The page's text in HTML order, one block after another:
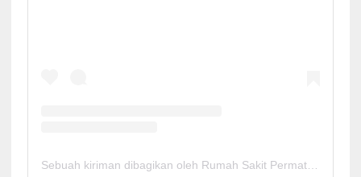
Sebuah kiriman dibagikan oleh Rumah Sakit Permata Cirebon (@rspermatacirebon)